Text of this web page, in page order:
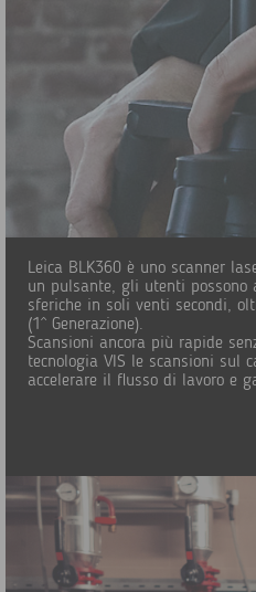
Leica BLK360 è uno scanner
un pulsante, gli utenti possono
sferiche in soli venti secondi,
(1^ Generazione).
Scansioni ancora più rapide
tecnologia VIS le scansioni sul
accelerare il flusso di lavoro e